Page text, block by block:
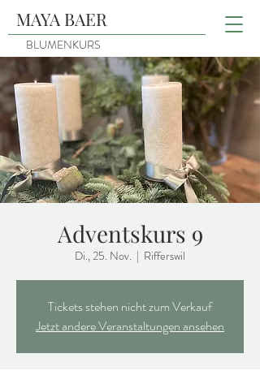
MAYA BAER
BLUMENKURS
Adventskurs 9
Di., 25. Nov.
  |
Rifferswil
Tickets stehen nicht zum Verkauf
Jetzt andere Veranstaltungen ansehen